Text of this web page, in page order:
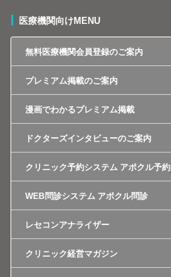
医療機関向けMENU
無料医療機関会員登録のご案内
プレミアム掲載のご案内
漫画でわかるプレミアム掲載
ドクターズインタビューのご案内
クリニック予約システム アポクル予約
WEB問診システム アポクル問診
レセコンアナライザー
クリニック経営マガジン